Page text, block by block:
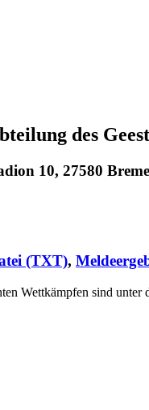
des
10, 27580
(TXT),
Wettkämpfen sind unter